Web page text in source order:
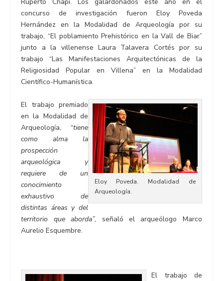
concurso de investigación fueron Eloy Poveda
Hernández en la Modalidad de Arqueología por su
trabajo, “El poblamiento Prehistórico en la Vall de Biar”
junto a la villenense Laura Talavera Cortés por su
trabajo “Las Manifestaciones Arquitectónicas de la
Religiosidad Popular en Villena” en la Modalidad
Científico-Humanística.
Eloy Poveda. Modalidad de
Arqueología.
El trabajo premiado
en la Modalidad de
Arqueología, “tiene
como alma la
prospección
arqueológica y
requiere de un
conocimiento
exhaustivo de
distintas áreas y del
territorio que aborda”, señaló el arqueólogo Marco
Aurelio Esquembre.
El trabajo de